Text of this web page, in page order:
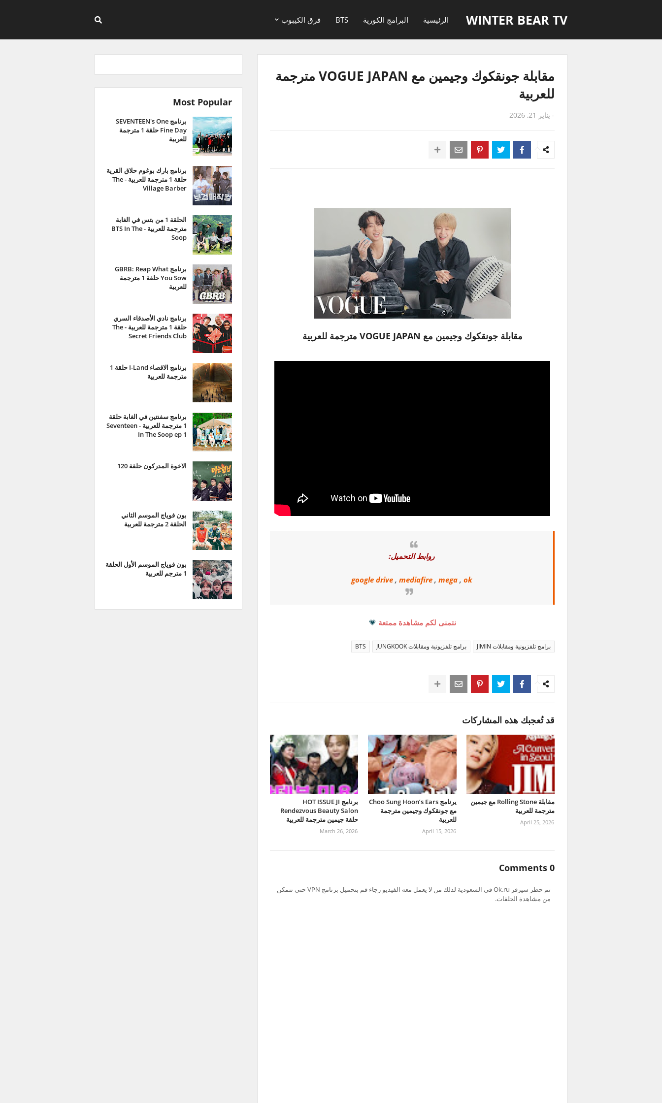
WINTER BEAR TV الرئيسية البرامج الكورية BTS فرق الكيبوب
مقابلة جونقكوك وجيمين مع VOGUE JAPAN مترجمة
للعربية
- يناير 21, 2026
مقابلة جونقكوك وجيمين مع VOGUE JAPAN مترجمة للعربية
روابط التحميل:
google drive, mediafire, mega, ok
نتمنى لكم مشاهدة ممتعة 💗
برامج تلفزيونية ومقابلات JIMIN برامج تلفزيونية ومقابلات JUNGKOOK BTS
قد تُعجبك هذه المشاركات
مقابلة Rolling Stone مع جيمين
مترجمة للعربية
April 25, 2026
يرنامج Choo Sung Hoon’s Ears
مع جونقكوك وجيمين مترجمة
للعربية
April 15, 2026
برنامج HOT ISSUE JI
Rendezvous Beauty Salon
حلقة جيمين مترجمة للعربية
March 26, 2026
0 Comments
تم حظر سيرفر Ok.ru في السعودية لذلك من لا يعمل معه الفيديو رجاء قم بتحميل برنامج VPN حتى تتمكن
من مشاهدة الحلقات.
Most Popular
برنامج SEVENTEEN's One
Fine Day حلقة 1 مترجمة
للعربية
برنامج بارك بوغوم حلاق القرية
حلقة 1 مترجمة للعربية - The
Village Barber
الحلقة 1 من بتس في الغابة
مترجمة للعربية - BTS In The
Soop
برنامج GBRB: Reap What
You Sow حلقة 1 مترجمة
للعربية
برنامج نادي الأصدقاء السري
حلقة 1 مترجمة للعربية - The
Secret Friends Club
برنامج الاقصاء I-Land حلقة 1
مترجمة للعربية
برنامج سفنتين في الغابة حلقة
1 مترجمة للعربية - Seventeen
In The Soop ep 1
الاخوة المدركون حلقة 120
بون فوياج الموسم الثاني
الحلقة 2 مترجمة للعربية
بون فوياج الموسم الأول الحلقة
1 مترجم للعربية